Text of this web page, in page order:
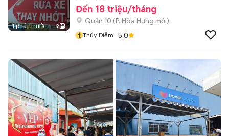
1 phút trước 2
Đến 18 triệu/tháng
Quận 10 (P. Hòa Hưng mới)
t Thúy Diễm 5.0